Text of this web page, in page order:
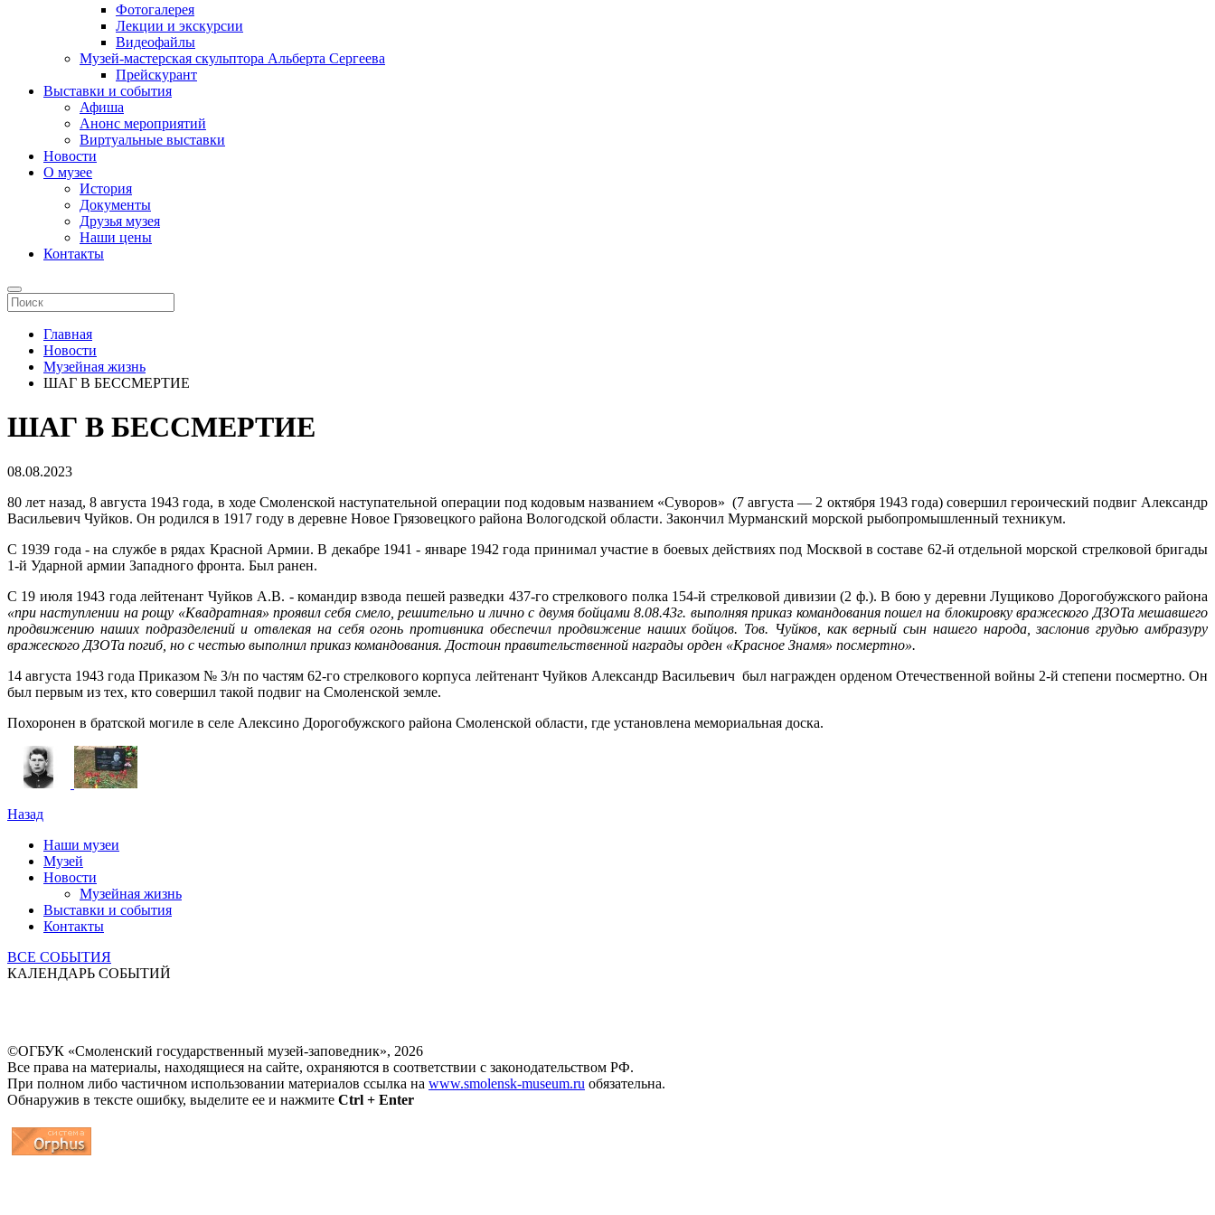
Фотогалерея
Лекции и экскурсии
Видеофайлы
Музей-мастерская скульптора Альберта Сергеева
Прейскурант
Выставки и события
Афиша
Анонс мероприятий
Виртуальные выставки
Новости
О музее
История
Документы
Друзья музея
Наши цены
Контакты
Главная
Новости
Музейная жизнь
ШАГ В БЕССМЕРТИЕ
ШАГ В БЕССМЕРТИЕ
08.08.2023
80 лет назад, 8 августа 1943 года, в ходе Смоленской наступательной операции под кодовым названием «Суворов» (7 августа — 2 октября 1943 года) совершил героический подвиг Александр
Васильевич Чуйков. Он родился в 1917 году в деревне Новое Грязовецкого района Вологодской области. Закончил Мурманский морской рыбопромышленный техникум.
С 1939 года - на службе в рядах Красной Армии. В декабре 1941 - январе 1942 года принимал участие в боевых действиях под Москвой в составе 62-й отдельной морской стрелковой бригады
1-й Ударной армии Западного фронта. Был ранен.
С 19 июля 1943 года лейтенант Чуйков А.В. - командир взвода пешей разведки 437-го стрелкового полка 154-й стрелковой дивизии (2 ф.). В бою у деревни Лущиково Дорогобужского района
«при наступлении на рощу «Квадратная» проявил себя смело, решительно и лично с двумя бойцами 8.08.43г. выполняя приказ командования пошел на блокировку вражеского ДЗОТа мешавшего
продвижению наших подразделений и отвлекая на себя огонь противника обеспечил продвижение наших бойцов. Тов. Чуйков, как верный сын нашего народа, заслонив грудью амбразуру
вражеского ДЗОТа погиб, но с честью выполнил приказ командования. Достоин правительственной награды орден «Красное Знамя» посмертно».
14 августа 1943 года Приказом № 3/н по частям 62-го стрелкового корпуса лейтенант Чуйков Александр Васильевич был награжден орденом Отечественной войны 2-й степени посмертно. Он
был первым из тех, кто совершил такой подвиг на Смоленской земле.
Похоронен в братской могиле в селе Алексино Дорогобужского района Смоленской области, где установлена мемориальная доска.
Назад
Наши музеи
Музей
Новости
Музейная жизнь
Выставки и события
Контакты
ВСЕ СОБЫТИЯ
КАЛЕНДАРЬ СОБЫТИЙ
©ОГБУК «Смоленский государственный музей-заповедник», 2026
Все права на материалы, находящиеся на сайте, охраняются в соответствии с законодательством РФ.
При полном либо частичном использовании материалов ссылка на www.smolensk-museum.ru обязательна.
Обнаружив в тексте ошибку, выделите ее и нажмите Ctrl + Enter